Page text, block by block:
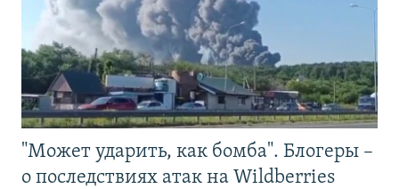
"Может ударить, как бомба". Блогеры –
о последствиях атак на Wildberries